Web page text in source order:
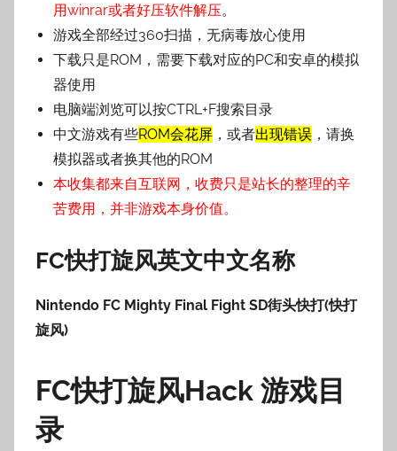
用winrar或者好压软件解压。
游戏全部经过360扫描，无病毒放心使用
下载只是ROM，需要下载对应的PC和安卓的模拟
器使用
电脑端浏览可以按CTRL+F搜索目录
中文游戏有些ROM会花屏 ，或者出现错误 ，请换
模拟器或者换其他的ROM
本收集都来自互联网，收费只是站长的整理的辛
苦费用，并非游戏本身价值。
FC快打旋风英文中文名称
Nintendo FC Mighty Final Fight SD街头快打(快打
旋风)
FC快打旋风Hack 游戏目
录